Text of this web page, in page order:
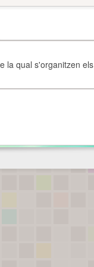
la qual s'organitzen els